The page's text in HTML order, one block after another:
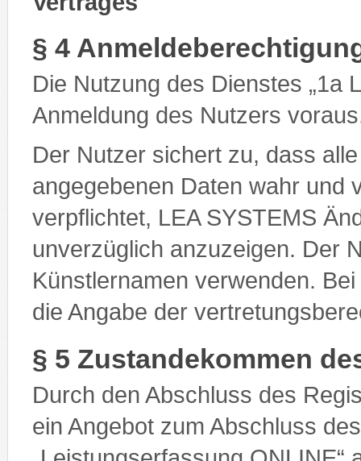
§ 4
Die Nutzung des Dienstes „1a
Anmeldung des Nutzers
Der Nutzer sichert zu, dass
angegebenen Daten wahr und
verpflichtet, LEA SYSTEMS
unverzüglich anzuzeigen. Der
Künstlernamen verwenden.
die Angabe der
§ 5 Zustandekommen
Durch den Abschluss des
ein Angebot zum Abschluss